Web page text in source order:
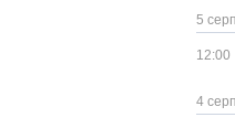
5
12:00
4